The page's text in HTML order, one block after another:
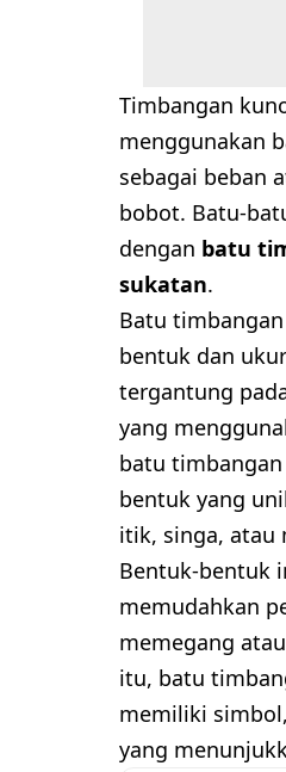
Timbangan
menggunakan
sebagai beban
bobot. Batu-
dengan batu
sukatan.
Batu
bentuk dan
tergantung
yang
batu
bentuk yang
itik, singa, atau
Bentuk-bentuk
memudahkan
memegang
itu, batu
memiliki
yang